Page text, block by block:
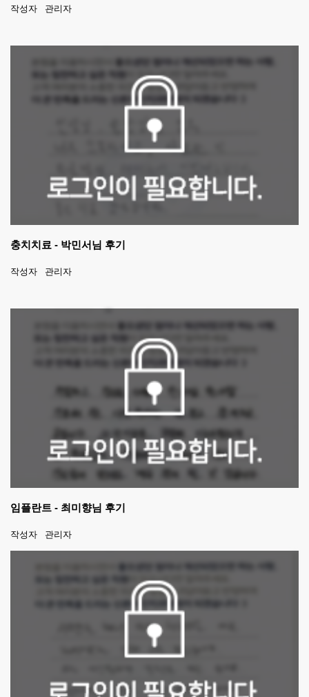
작성자 관리자
충치치료 - 박민서님 후기
작성자 관리자
임플란트 - 최미향님 후기
작성자 관리자